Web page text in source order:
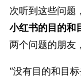
次听到这些问题
小红书的目的和
两个问题的朋友
“没有目的和目